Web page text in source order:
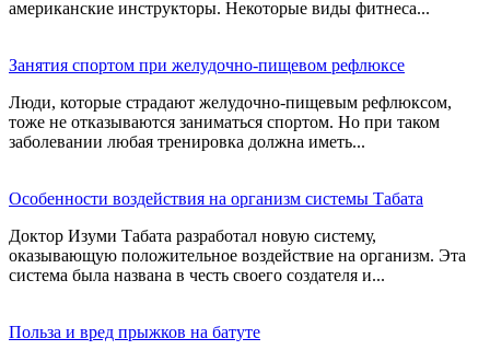
американские инструкторы. Некоторые виды фитнеса...
Занятия спортом при желудочно-пищевом рефлюксе
Люди, которые страдают желудочно-пищевым рефлюксом,
тоже не отказываются заниматься спортом. Но при таком
заболевании любая тренировка должна иметь...
Особенности воздействия на организм системы Табата
Доктор Изуми Табата разработал новую систему,
оказывающую положительное воздействие на организм. Эта
система была названа в честь своего создателя и...
Польза и вред прыжков на батуте